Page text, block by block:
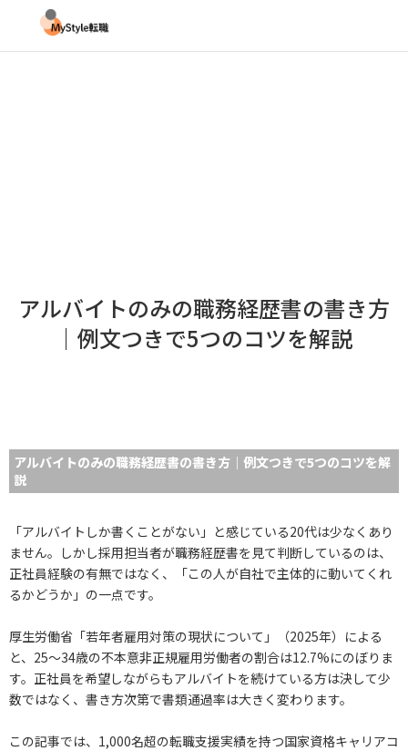
アルバイトのみの職務経歴書の書き方
｜例文つきで5つのコツを解説
アルバイトのみの職務経歴書の書き方｜例文つきで5つのコツを解
説
「アルバイトしか書くことがない」と感じている20代は少なくあり
ません。しかし採用担当者が職務経歴書を見て判断しているのは、
正社員経験の有無ではなく、「この人が自社で主体的に動いてくれ
るかどうか」の一点です。
厚生労働省「若年者雇用対策の現状について」（2025年）による
と、25〜34歳の不本意非正規雇用労働者の割合は12.7%にのぼりま
す。正社員を希望しながらもアルバイトを続けている方は決して少
数ではなく、書き方次第で書類通過率は大きく変わります。
この記事では、1,000名超の転職支援実績を持つ国家資格キャリアコ